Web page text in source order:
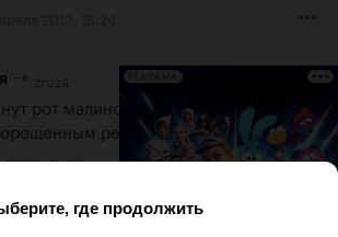
3
рот малиной нашим
режисерам
2013, 19:34